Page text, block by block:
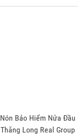
Nón Bảo Hiểm Nửa Đầu
Thăng Long Real Group